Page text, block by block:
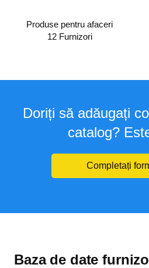
Produse pentru afaceri
12 Furnizori
Doriți să adăugați
catalog?
Completați
Baza de date